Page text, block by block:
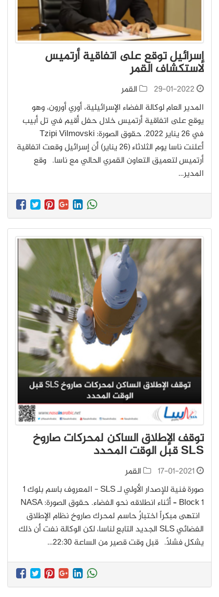
إسرائيل توقع على اتفاقية أرتميس
لاستكشاف القمر
29-01-2022
القمر
المدير العام لوكالة الفضاء الإسرائيلية، أوري أورون، وهو
يوقع على اتفاقية أرتميس خلال حفل أقيم في تل أبيب
أعلنت ناسا يوم الثلاثاء (26 يناير) أن إسرائيل وقعت اتفاقية
أرتميس لتعميق التعاون القمري الحالي مع ناسا. وقع
المدير…
توقف الإطلاق الساكن لمحركات صاروخ
SLS قبل الوقت المحدد
17-01-2021
القمر
صورة فنية للإصدار الأولي لـ SLS - المعروف باسم بلوك 1
انتهى مبكراً اختبارٌ حاسم لمحرك صاروخ نظام الإطلاق
الفضائي SLS الجديد التابع لناسا، لكن الوكالة نفت أن ذلك
يشكل فشلاً. قبل وقت قصير من الساعة 22:30…